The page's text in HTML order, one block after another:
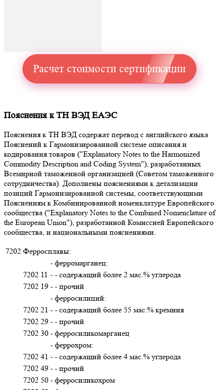
Расчет стоимости сертификации
Пояснения к ТН ВЭД ЕАЭС
Пояснения к ТН ВЭД содержат перевод с английского языка
Пояснений к Гармонизированной системе описания и
кодирования товаров ("Explanatory Notes to the Harmonized
Commodity Description and Coding System"), разработанных
Всемирной таможенной организацией (Советом таможенного
сотрудничества). Дополнены пояснениями к детализации
позиций Гармонизированной системы, соответствующими
Пояснениям к Комбинированной номенклатуре Европейского
сообщества ("Explanatory Notes to the Combined Nomenclature of
the European Union"), разработанной Комиссией Европейского
сообщества, и национальными пояснениями.
7202 Ферросплавы:
- ферромарганец:
7202 11 - - содержащий более 2 мас.% углерода
7202 19 - - прочий
- ферросилиций:
7202 21 - - содержащий более 55 мас.% кремния
7202 29 - - прочий
7202 30 - ферросиликомарганец
- феррохром:
7202 41 - - содержащий более 4 мас.% углерода
7202 49 - - прочий
7202 50 - ферросиликохром